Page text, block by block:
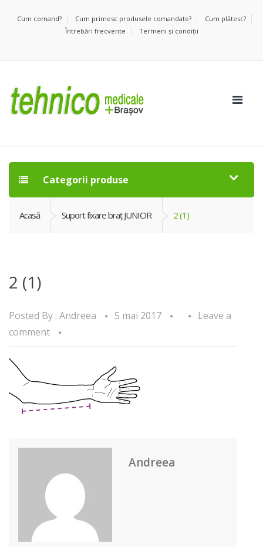
Cum comand? Cum primesc produsele comandate?
Cum plătesc?
Întrebări frecvente
Termeni şi condiţii
Categorii produse
Acasă Suport fixare braţ JUNIOR 2 (1)
2 (1)
Posted By : Andreea 5 mai 2017
Leave a
comment
Andreea